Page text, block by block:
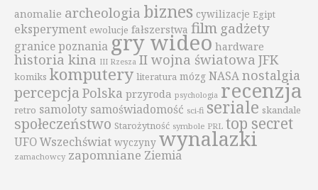
anomalie archeologia biznes cywilizacje Egipt
eksperyment ewolucje fałszerstwa film gadżety
granice poznania gry wideo hardware
historia kina III Rzesza II wojna światowa JFK
komiks komputery literatura mózg NASAnostalgia
percepcjaPolska przyroda psychologia recenzja
retro samoloty samoświadomość sci-fi seriale skandale
społeczeństwo Starożytność symbole PRL top secret
UFOWszechświat wyczyny wynalazki
zamachowcy zapomniane Ziemia